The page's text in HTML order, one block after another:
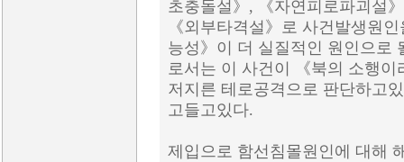
초충돌설》, 《자연피로파괴설
《외부타격설》로 사건발생원
능성》이 더 실질적인 원인으로
로서는 이 사건이 《북의 소행
저지른 테로공격으로 판단하고
고들고있다.
제입으로 함선침몰원인에 대해